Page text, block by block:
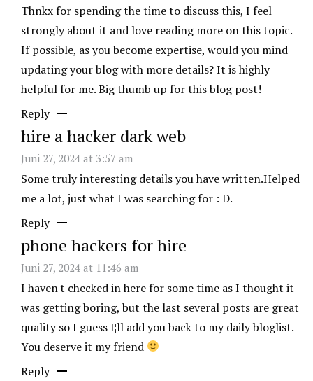
Thnkx for spending the time to discuss this, I feel
strongly about it and love reading more on this topic.
If possible, as you become expertise, would you mind
updating your blog with more details? It is highly
helpful for me. Big thumb up for this blog post!
Reply
hire a hacker dark web
Juni 27, 2024 at 3:57 am
Some truly interesting details you have written.Helped
me a lot, just what I was searching for : D.
Reply
phone hackers for hire
Juni 27, 2024 at 11:46 am
I haven¦t checked in here for some time as I thought it
was getting boring, but the last several posts are great
quality so I guess I¦ll add you back to my daily bloglist.
You deserve it my friend
Reply